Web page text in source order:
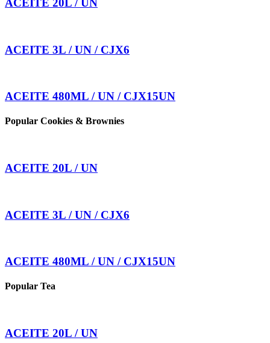
ACEITE 20L / UN
ACEITE 3L / UN / CJX6
ACEITE 480ML / UN / CJX15UN
Popular Cookies & Brownies
ACEITE 20L / UN
ACEITE 3L / UN / CJX6
ACEITE 480ML / UN / CJX15UN
Popular Tea
ACEITE 20L / UN